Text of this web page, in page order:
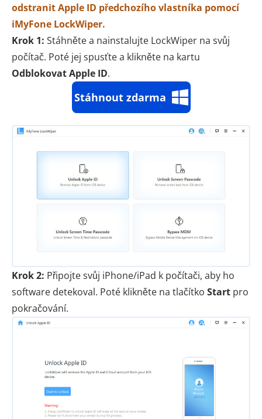
odstranit Apple ID předchozího vlastníka pomocí
iMyFone LockWiper.
Krok 1: Stáhněte a nainstalujte LockWiper na svůj
počítač. Poté jej spusťte a klikněte na kartu
Odblokovat Apple ID.
Stáhnout zdarma
Krok 2: Připojte svůj iPhone/iPad k počítači, aby ho
software detekoval. Poté klikněte na tlačítko Start pro
pokračování.